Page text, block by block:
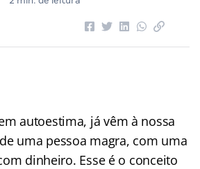
autoestima, já vêm à nossa
uma pessoa magra, com uma
dinheiro. Esse é o conceito